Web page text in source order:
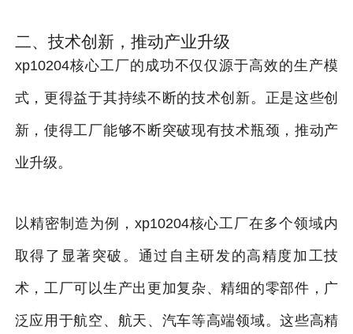
二、技术创新，推动产业升级
xp10204核心工厂的成功不仅仅源于高效的生产模
式，更得益于其持续不断的技术创新。正是这些创
新，使得工厂能够不断突破现有技术瓶颈，推动产
业升级。
以精密制造为例，xp10204核心工厂在多个领域内
取得了显著突破。通过自主研发的高精度加工技
术，工厂可以生产出更加复杂、精细的零部件，广
泛应用于航空、航天、汽车等高端领域。这些高精